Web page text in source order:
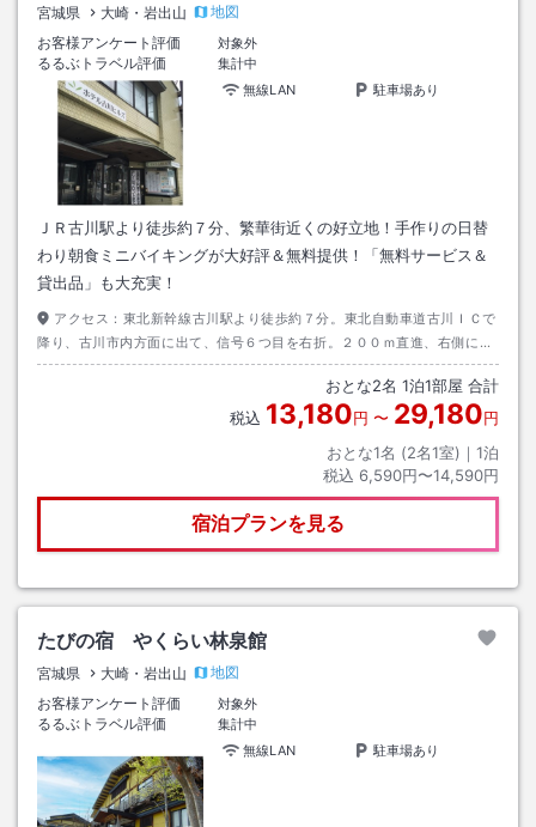
宮城県 大崎・岩出山
地図
お客様アンケート評価
対象外
るるぶトラベル評価
集計中
無線LAN
駐車場あり
ＪＲ古川駅より徒歩約７分、繁華街近くの好立地！手作りの日替
わり朝食ミニバイキングが大好評＆無料提供！「無料サービス＆
貸出品」も大充実！
アクセス： 東北新幹線古川駅より徒歩約７分。東北自動車道古川ＩＣで
降り、古川市内方面に出て、信号６つ目を右折。２００ｍ直進、右側にご
ざいます。
おとな2名 1泊1部屋 合計
税込 13,180円 〜 29,180円
おとな1名 (2名1室)｜ 1泊
税込 6,590円〜14,590円
宿泊プランを見る
たびの宿 やくらい林泉館
宮城県 大崎・岩出山
地図
お客様アンケート評価
対象外
るるぶトラベル評価
集計中
無線LAN
駐車場あり